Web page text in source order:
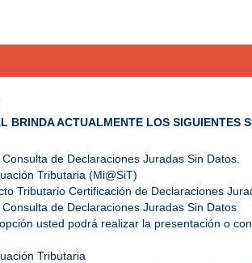
BRINDA ACTUALMENTE LOS SIGUIENTES
de Declaraciones Juradas Sin Datos.
Tributaria (Mi@SiT)
Tributario Certificación de Declaraciones
de Declaraciones Juradas Sin Datos
usted podrá realizar la presentación o
Tributaria